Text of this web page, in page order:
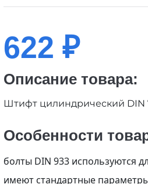
622 ₽
Описание товара:
Штифт цилиндрический DIN
Особенности
болты DIN 933 используются
имеют стандартные